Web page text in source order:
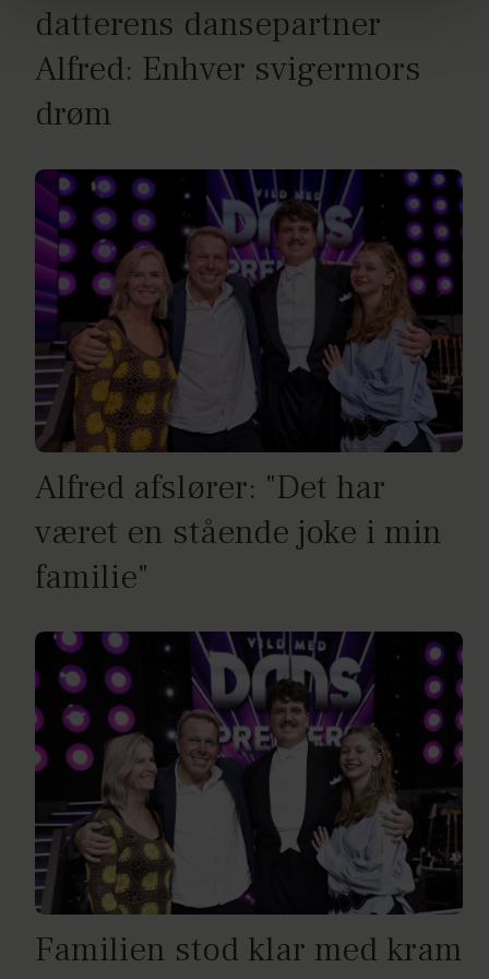
dine personoplysninger i forbindelse hermed i både
vores privatlivspolitikogcookiepolitik.
datterens dansepartner
Alfred: Enhver svigermors
drøm
Alfred afslører: "Det har
været en stående joke i min
familie"
Familien stod klar med kram